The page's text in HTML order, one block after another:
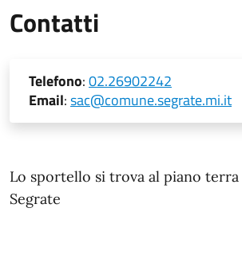
Contatti
Telefono:02.26902242
Email:sac@comune.segrate.mi.it
Modalità di accesso
Lo sportello si trova al piano
Segrate